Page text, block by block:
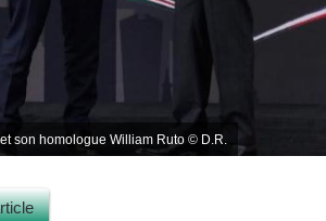
son homologue William Ruto © D.R.